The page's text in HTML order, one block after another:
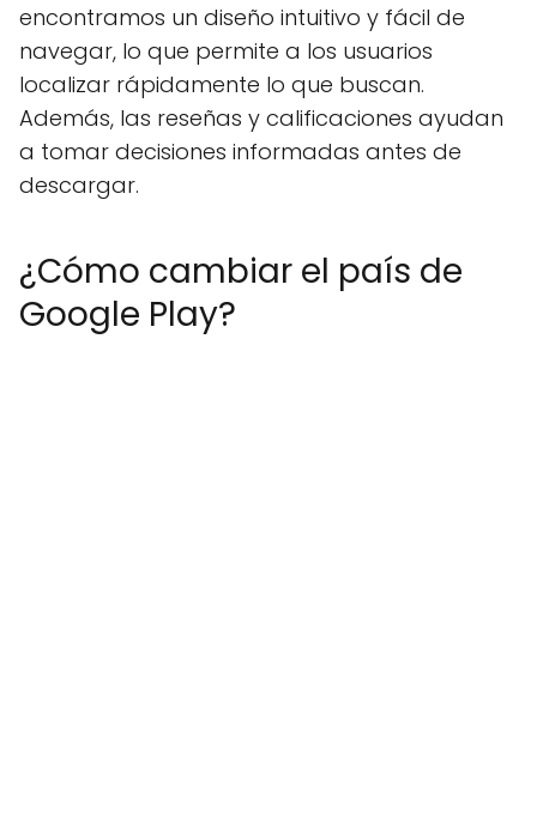
encontramos un diseño intuitivo y fácil de
navegar, lo que permite a los usuarios
localizar rápidamente lo que buscan.
Además, las reseñas y calificaciones ayudan
a tomar decisiones informadas antes de
descargar.
¿Cómo cambiar el país de
Google Play?